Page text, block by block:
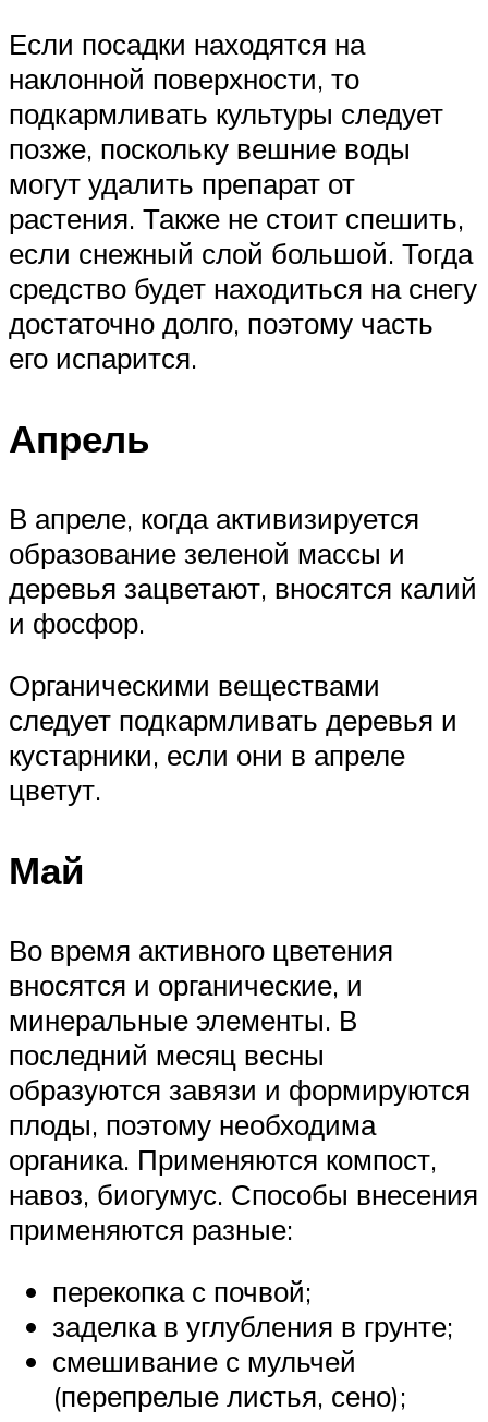
Если посадки находятся на
наклонной поверхности, то
подкармливать культуры следует
позже, поскольку вешние воды
могут удалить препарат от
растения. Также не стоит спешить,
если снежный слой большой. Тогда
средство будет находиться на снегу
достаточно долго, поэтому часть
его испарится.
Апрель
В апреле, когда активизируется
образование зеленой массы и
деревья зацветают, вносятся калий
и фосфор.
Органическими веществами
следует подкармливать деревья и
кустарники, если они в апреле
цветут.
Май
Во время активного цветения
вносятся и органические, и
минеральные элементы. В
последний месяц весны
образуются завязи и формируются
плоды, поэтому необходима
органика. Применяются компост,
навоз, биогумус. Способы внесения
применяются разные:
перекопка с почвой;
заделка в углубления в грунте;
смешивание с мульчей
(перепрелые листья, сено);